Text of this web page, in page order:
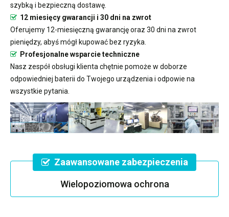
szybką i bezpieczną dostawę.
12 miesięcy gwarancji i 30 dni na zwrot
Oferujemy 12-miesięczną gwarancję oraz 30 dni na zwrot
pieniędzy, abyś mógł kupować bez ryzyka.
Profesjonalne wsparcie techniczne
Nasz zespół obsługi klienta chętnie pomoże w doborze
odpowiedniej baterii do Twojego urządzenia i odpowie na
wszystkie pytania.
Zaawansowane zabezpieczenia
Wielopoziomowa ochrona